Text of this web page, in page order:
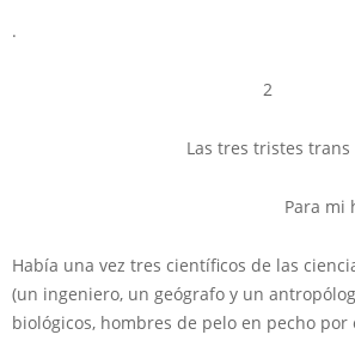
.
2
Las tres tristes trans
Para mi
Había una vez tres científicos de las
(un ingeniero, un geógrafo y un
biológicos, hombres de pelo en pecho por